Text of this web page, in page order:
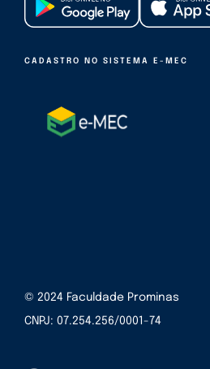
CADASTRO NO SISTEMA E-MEC
© 2024 Faculdade Prominas
CNPJ: 07.254.256/0001-74